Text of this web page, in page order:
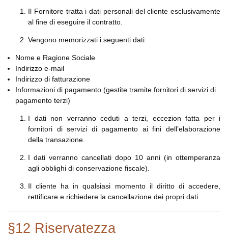
Il Fornitore tratta i dati personali del cliente esclusivamente
al fine di eseguire il contratto.
Vengono memorizzati i seguenti dati:
Nome e Ragione Sociale
Indirizzo e-mail
Indirizzo di fatturazione
Informazioni di pagamento (gestite tramite fornitori di servizi di
pagamento terzi)
I dati non verranno ceduti a terzi, eccezion fatta per i
fornitori di servizi di pagamento ai fini dell’elaborazione
della transazione.
I dati verranno cancellati dopo 10 anni (in ottemperanza
agli obblighi di conservazione fiscale).
Il cliente ha in qualsiasi momento il diritto di accedere,
rettificare e richiedere la cancellazione dei propri dati.
§12 Riservatezza